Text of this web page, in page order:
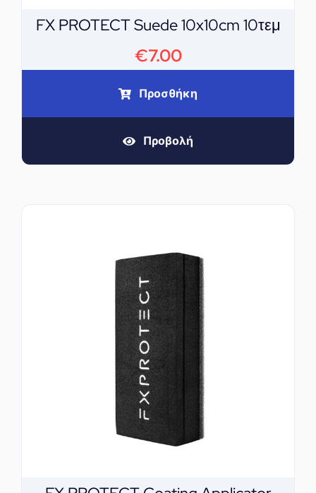
FX PROTECT Suede 10x10cm 10τεμ
€7.00
Προσθήκη
Προβολή